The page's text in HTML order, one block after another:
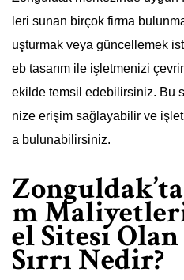
leri sunan birçok firma
uşturmak veya güncellemek
eb tasarım ile işletmenizi
ekilde temsil edebilirsiniz. Bu
nize erişim sağlayabilir ve
a bulunabilirsiniz.
m
el Sitesi
Sırrı Nedir?